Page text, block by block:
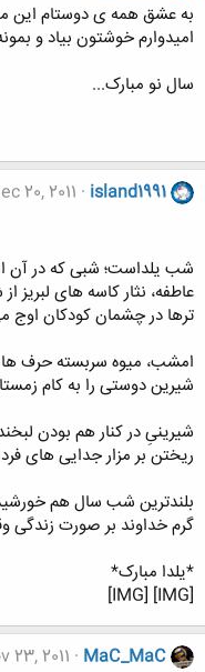
به عشق همه ی دوستام این
امیدوارم خوشتون بیاد و
سال نو مبارک...
island1991
20, 2011
شب یلداست؛ شبى که در آن
عاطفه، نثار کاسه هاى لبریز
ترها در چشمان کودکان اوج
امشب، میوه سربسته حرف
شیرین دوستى را به کام
شیرینىِ در کنار هم بودن
ریختن بر مزار جدایى هاى
بلندترین شب سال هم
گرم خداوند بر صورت زندگی
*یلدا مبارک*
[IMG] [IMG]
MaC_MaC
23, 2011